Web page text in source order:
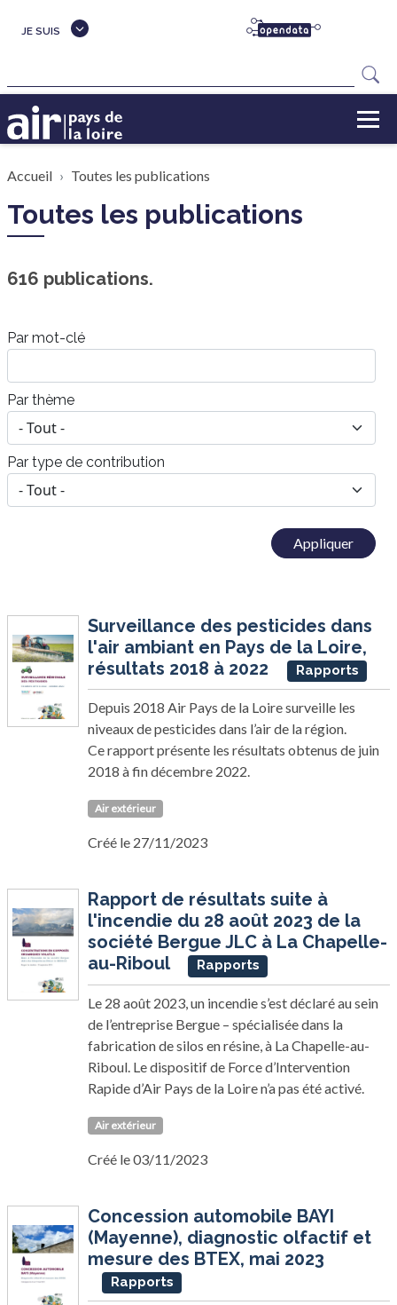
JE SUIS
Fil d'Ariane
Accueil Toutes les publications
Toutes les publications
616 publications.
Par mot-clé
Par thème
Par type de contribution
Surveillance des pesticides dans
l'air ambiant en Pays de la Loire,
résultats 2018 à 2022
Rapports
Depuis 2018 Air Pays de la Loire surveille les
niveaux de pesticides dans l’air de la région.
Ce rapport présente les résultats obtenus de juin
2018 à fin décembre 2022.
Air extérieur
Créé le 27/11/2023
Rapport de résultats suite à
l'incendie du 28 août 2023 de la
société Bergue JLC à La Chapelle-
au-Riboul
Rapports
Le 28 août 2023, un incendie s’est déclaré au sein
de l’entreprise Bergue – spécialisée dans la
fabrication de silos en résine, à La Chapelle-au-
Riboul. Le dispositif de Force d’Intervention
Rapide d’Air Pays de la Loire n’a pas été activé.
Air extérieur
Créé le 03/11/2023
Concession automobile BAYI
(Mayenne), diagnostic olfactif et
mesure des BTEX, mai 2023
Rapports